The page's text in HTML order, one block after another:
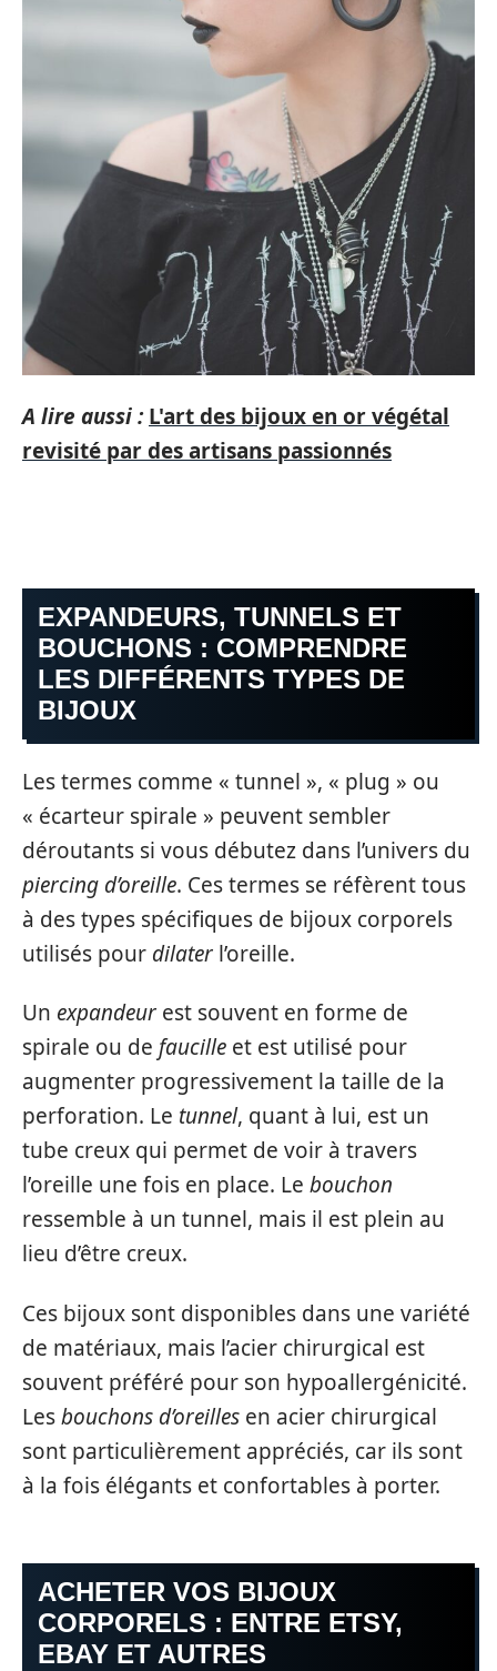
A lire aussi : L'art des bijoux en or végétal
revisité par des artisans passionnés
EXPANDEURS, TUNNELS ET
BOUCHONS : COMPRENDRE
LES DIFFÉRENTS TYPES DE
BIJOUX
Les termes comme « tunnel », « plug » ou
« écarteur spirale » peuvent sembler
déroutants si vous débutez dans l’univers du
piercing d’oreille. Ces termes se réfèrent tous
à des types spécifiques de bijoux corporels
utilisés pour dilater l’oreille.
Un expandeur est souvent en forme de
spirale ou de faucille et est utilisé pour
augmenter progressivement la taille de la
perforation. Le tunnel, quant à lui, est un
tube creux qui permet de voir à travers
l’oreille une fois en place. Le bouchon
ressemble à un tunnel, mais il est plein au
lieu d’être creux.
Ces bijoux sont disponibles dans une variété
de matériaux, mais l’acier chirurgical est
souvent préféré pour son hypoallergénicité.
Lesbouchons d’oreilles en acier chirurgical
sont particulièrement appréciés, car ils sont
à la fois élégants et confortables à porter.
ACHETER VOS BIJOUX
CORPORELS : ENTRE ETSY,
EBAY ET AUTRES